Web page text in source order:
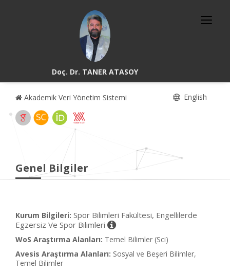
Doç. Dr. TANER ATASOY
Akademik Veri Yönetim Sistemi English
Genel Bilgiler
Kurum Bilgileri: Spor Bilimleri Fakültesi, Engellilerde
Egzersiz Ve Spor Bilimleri
WoS Araştırma Alanları: Temel Bilimler (Sci)
Avesis Araştırma Alanları: Sosyal ve Beşeri Bilimler,
Temel Bilimler